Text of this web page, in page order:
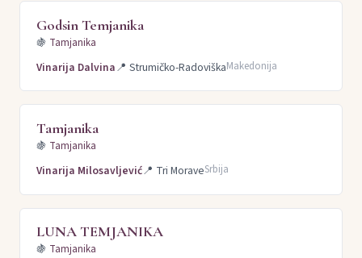
Godsin Temjanika
🍇 Tamjanika
Vinarija Dalvina📍 Strumičko-RadoviškaMakedonija
Tamjanika
🍇 Tamjanika
Vinarija Milosavljević📍 Tri MoraveSrbija
LUNA TEMJANIKA
🍇 Tamjanika